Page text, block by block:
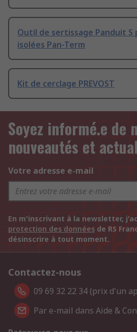
Outil de sertissage Panduit S
isolées Pan-Term
Kit de cerclage PREVOST
Soyez informé.e de
nouveautés et
Votre adresse e-mail
En m'inscrivant à la newsletter,
protection des données de RS
désinscrire à tout moment.
Contactez-nous
09 69 32 22 34 (prix d'un
Par e-mail dans Aide &